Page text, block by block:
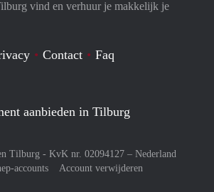
vind en verhuur je makkelijk je
Contact
Faq
aanbieden in Tilburg
Tilburg - KvK nr. 02094127 – Nederland
accounts Account verwijderen